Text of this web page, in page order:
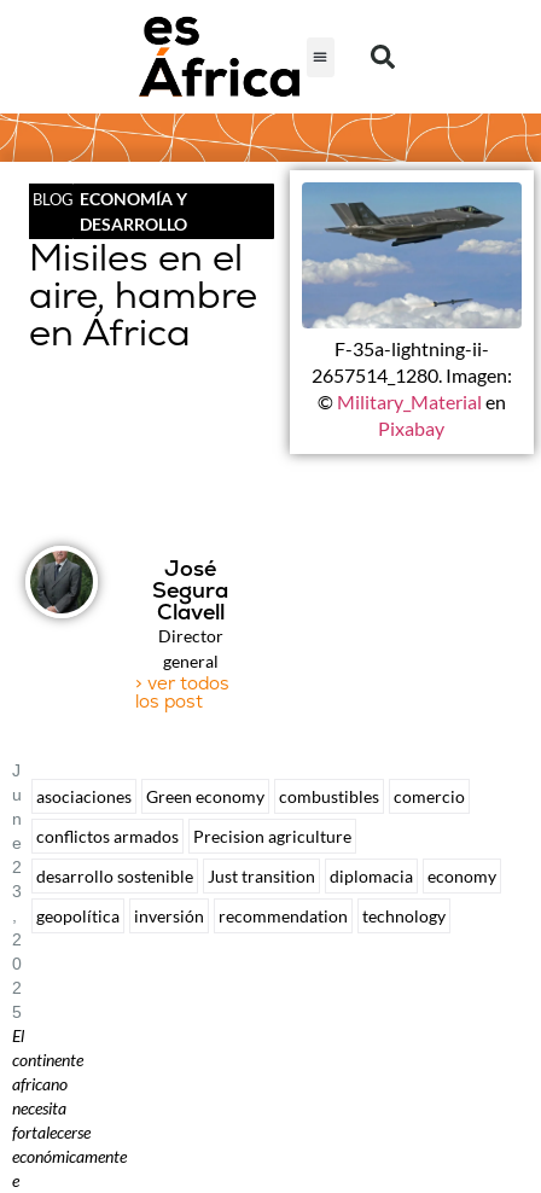
BLOG ECONOMÍA Y
DESARROLLO
Misiles en el
aire, hambre
en África
F-35a-lightning-ii-
2657514_1280. Imagen:
© Military_Material en
Pixabay
José
Segura
Clavell
Director
general
> ver todos
los post
J
U
N
E
2
3
,
2
0
2
5
El
continente
africano
necesita
fortalecerse
económicamente
e
asociaciones Green economy combustibles
comercio
conflictos armados
Precision agriculture
desarrollo sostenible
Just transition diplomacia
economy
geopolítica
inversión recommendation technology